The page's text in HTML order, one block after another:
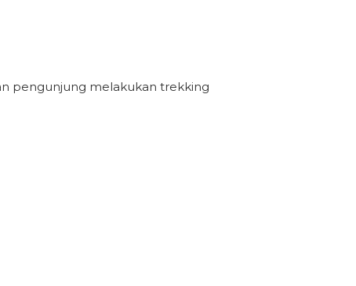
pengunjung melakukan trekking